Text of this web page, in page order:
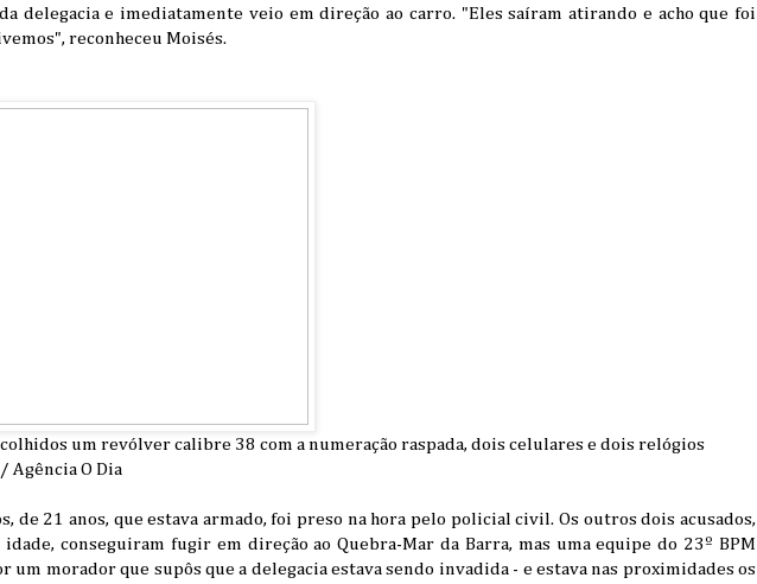
delegacia e imediatamente veio em direção ao carro. "Eles saíram atirando e acho que foi
reconheceu Moisés.
um revólver calibre 38 com a numeração raspada, dois celulares e dois relógios
Agência O Dia
de 21 anos, que estava armado, foi preso na hora pelo policial civil. Os outros dois acusados,
idade, conseguiram fugir em direção ao Quebra-Mar da Barra, mas uma equipe do 23º BPM
um morador que supôs que a delegacia estava sendo invadida - e estava nas proximidades os